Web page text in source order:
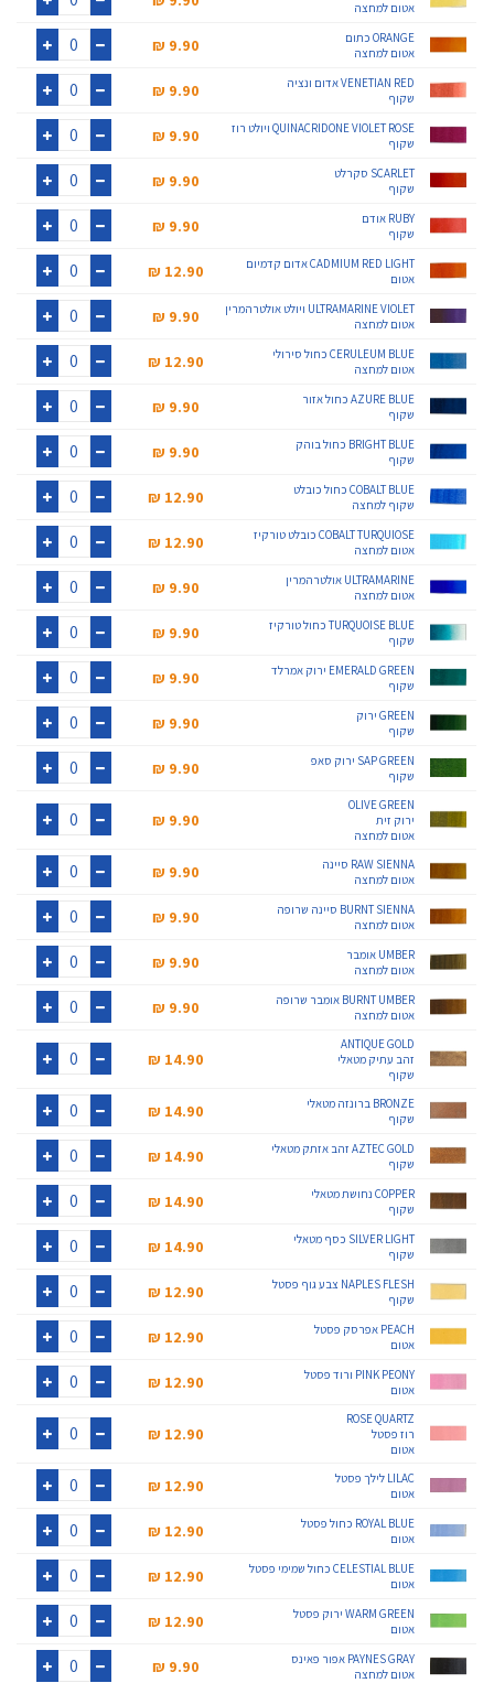
אטום למחצה
-
+
ORANGE כתום
אטום למחצה
9.90 ₪‎
-
+
VENETIAN RED אדום ונציה
שקוף
9.90 ₪‎
-
+
QUINACRIDONE VIOLET ROSE ויולט רוז
שקוף
9.90 ₪‎
-
+
SCARLET סקרלט
שקוף
9.90 ₪‎
-
+
RUBY אודם
שקוף
9.90 ₪‎
-
+
CADMIUM RED LIGHT אדום קדמיום
אטום
12.90 ₪‎
-
+
ULTRAMARINE VIOLET ויולט אולטרהמרין
אטום למחצה
9.90 ₪‎
-
+
CERULEUM BLUE כחול סירולי
אטום למחצה
12.90 ₪‎
-
+
AZURE BLUE כחול אזור
שקוף
9.90 ₪‎
-
+
BRIGHT BLUE כחול בוהק
שקוף
9.90 ₪‎
-
+
COBALT BLUE כחול כובלט
שקוף למחצה
12.90 ₪‎
-
+
COBALT TURQUIOSE כובלט טורקיז
אטום למחצה
12.90 ₪‎
-
+
ULTRAMARINE אולטרהמרין
אטום למחצה
9.90 ₪‎
-
+
TURQUOISE BLUE כחול טורקיז
שקוף
9.90 ₪‎
-
+
EMERALD GREEN ירוק אמרלד
שקוף
9.90 ₪‎
-
+
GREEN ירוק
שקוף
9.90 ₪‎
-
+
SAP GREEN ירוק סאפ
שקוף
9.90 ₪‎
-
+
OLIVE GREEN
ירוק זית
אטום למחצה
9.90 ₪‎
-
+
RAW SIENNA סיינה
אטום למחצה
9.90 ₪‎
-
+
BURNT SIENNA סיינה שרופה
אטום למחצה
9.90 ₪‎
-
+
UMBER אומבר
אטום למחצה
9.90 ₪‎
-
+
BURNT UMBER אומבר שרופה
אטום למחצה
9.90 ₪‎
-
+
ANTIQUE GOLD
זהב עתיק מטאלי
שקוף
14.90 ₪‎
-
+
BRONZE ברונזה מטאלי
שקוף
14.90 ₪‎
-
+
AZTEC GOLD זהב אזתק מטאלי
שקוף
14.90 ₪‎
-
+
COPPER נחושת מטאלי
שקוף
14.90 ₪‎
-
+
SILVER LIGHT כסף מטאלי
שקוף
14.90 ₪‎
-
+
NAPLES FLESH צבע גוף פסטל
שקוף
12.90 ₪‎
-
+
PEACH אפרסק פסטל
אטום
12.90 ₪‎
-
+
PINK PEONY ורוד פסטל
אטום
12.90 ₪‎
-
+
ROSE QUARTZ
רוז פסטל
אטום
12.90 ₪‎
-
+
LILAC לילך פסטל
אטום
12.90 ₪‎
-
+
ROYAL BLUE כחול פסטל
אטום
12.90 ₪‎
-
+
CELESTIAL BLUE כחול שמימי פסטל
אטום
12.90 ₪‎
-
+
WARM GREEN ירוק פסטל
אטום
12.90 ₪‎
-
+
PAYNES GRAY אפור פאינס
אטום למחצה
9.90 ₪‎